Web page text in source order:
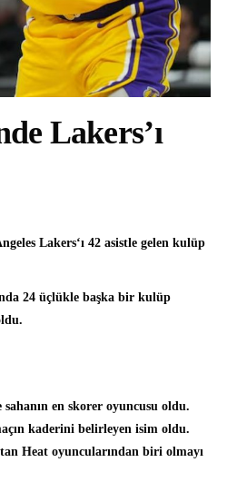
Lakers’ı
Lakers‘ı 42 asistle gelen kulüp
24 üçlükle başka bir kulüp
en skorer oyuncusu oldu.
kaderini belirleyen isim oldu.
Heat oyuncularından biri olmayı